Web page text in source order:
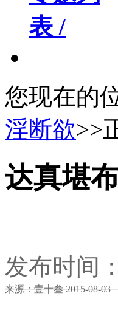
表 /
您现在的
淫断欲>>
达真堪
发布时间
来源：壹十叁 2015-08-